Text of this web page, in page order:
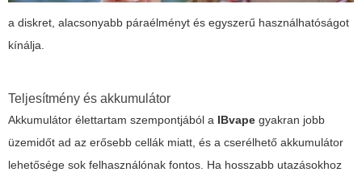
a diskret, alacsonyabb páraélményt és egyszerű használhatóságot
kínálja.
Teljesítmény és akkumulátor
Akkumulátor élettartam szempontjából a IBvape gyakran jobb
üzemidőt ad az erősebb cellák miatt, és a cserélhető akkumulátor
lehetősége sok felhasználónak fontos. Ha hosszabb utazásokhoz